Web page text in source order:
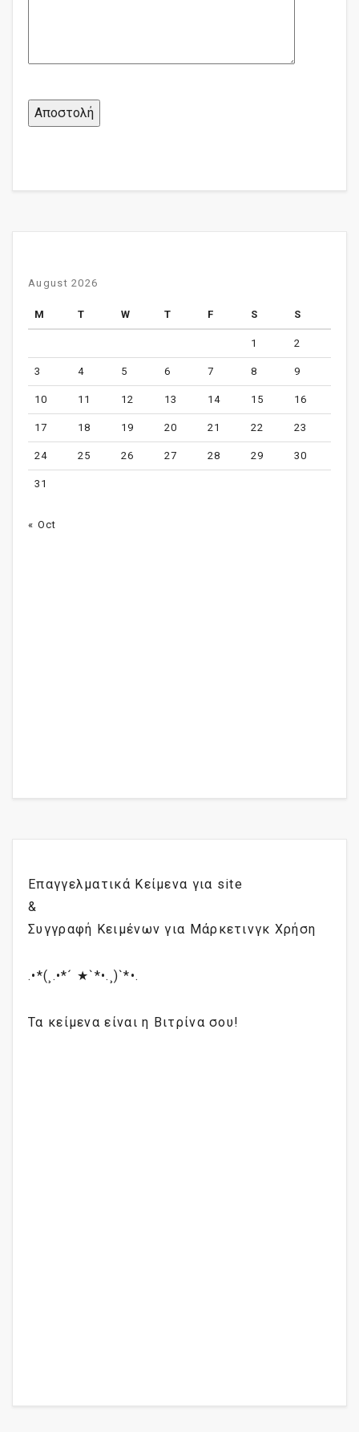
August 2026
M T W T F S S
1 2
3 4 5 6 7 8 9
10 11 12 13 14 15 16
17 18 19 20 21 22 23
24 25 26 27 28 29 30
31
« Oct
Επαγγελματικά Κείμενα για site
&
Συγγραφή Κειμένων για Μάρκετινγκ Χρήση
.•*(¸.•*´ ★`*•.¸)`*•.
Τα κείμενα είναι η Βιτρίνα σου!